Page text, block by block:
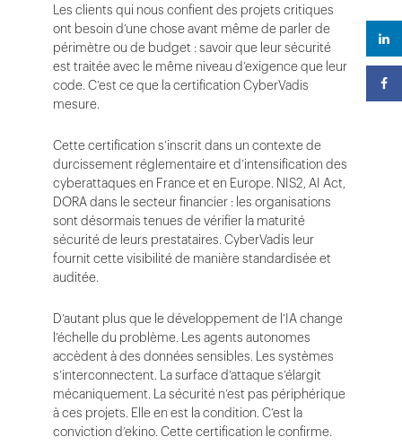
Les clients qui nous confient des projets critiques
ont besoin d’une chose avant même de parler de
périmètre ou de budget : savoir que leur sécurité
est traitée avec le même niveau d’exigence que leur
code. C’est ce que la certification CyberVadis
mesure.
Cette certification s’inscrit dans un contexte de
durcissement réglementaire et d’intensification des
cyberattaques en France et en Europe. NIS2, AI Act,
DORA dans le secteur financier : les organisations
sont désormais tenues de vérifier la maturité
sécurité de leurs prestataires. CyberVadis leur
fournit cette visibilité de manière standardisée et
auditée.
D’autant plus que le développement de l’IA change
l’échelle du problème. Les agents autonomes
accèdent à des données sensibles. Les systèmes
s’interconnectent. La surface d’attaque s’élargit
mécaniquement. La sécurité n’est pas périphérique
à ces projets. Elle en est la condition. C’est la
conviction d’ekino. Cette certification le confirme.